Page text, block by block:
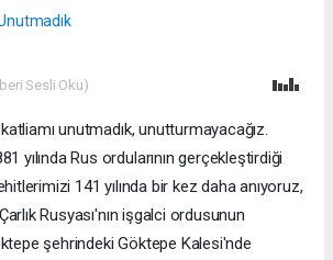
Sesli Oku)
katliamı unutmadık, unutturmayacağız.
yılında Rus ordularının gerçekleştirdiği
141 yılında bir kez daha anıyoruz,
Rusyası'nın işgalci ordusunun
şehrindeki Göktepe Kalesi'nde